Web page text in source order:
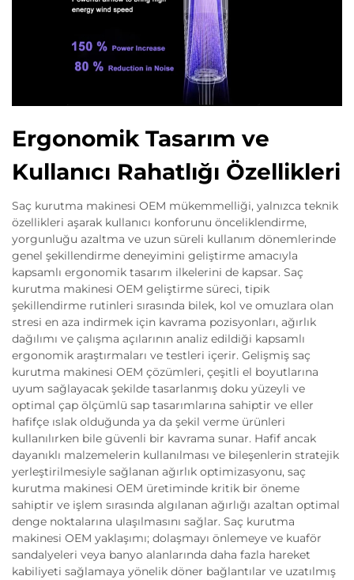
Ergonomik Tasarım ve
Kullanıcı Rahatlığı Özellikleri
Saç kurutma makinesi OEM mükemmelliği, yalnızca teknik
özellikleri aşarak kullanıcı konforunu önceliklendirme,
yorgunluğu azaltma ve uzun süreli kullanım dönemlerinde
genel şekillendirme deneyimini geliştirme amacıyla
kapsamlı ergonomik tasarım ilkelerini de kapsar. Saç
kurutma makinesi OEM geliştirme süreci, tipik
şekillendirme rutinleri sırasında bilek, kol ve omuzlara olan
stresi en aza indirmek için kavrama pozisyonları, ağırlık
dağılımı ve çalışma açılarının analiz edildiği kapsamlı
ergonomik araştırmaları ve testleri içerir. Gelişmiş saç
kurutma makinesi OEM çözümleri, çeşitli el boyutlarına
uyum sağlayacak şekilde tasarlanmış doku yüzeyli ve
optimal çap ölçümlü sap tasarımlarına sahiptir ve eller
hafifçe ıslak olduğunda ya da şekil verme ürünleri
kullanılırken bile güvenli bir kavrama sunar. Hafif ancak
dayanıklı malzemelerin kullanılması ve bileşenlerin stratejik
yerleştirilmesiyle sağlanan ağırlık optimizasyonu, saç
kurutma makinesi OEM üretiminde kritik bir öneme
sahiptir ve işlem sırasında algılanan ağırlığı azaltan optimal
denge noktalarına ulaşılmasını sağlar. Saç kurutma
makinesi OEM yaklaşımı; dolaşmayı önlemeye ve kuaför
sandalyeleri veya banyo alanlarında daha fazla hareket
kabiliyeti sağlamaya yönelik döner bağlantılar ve uzatılmış